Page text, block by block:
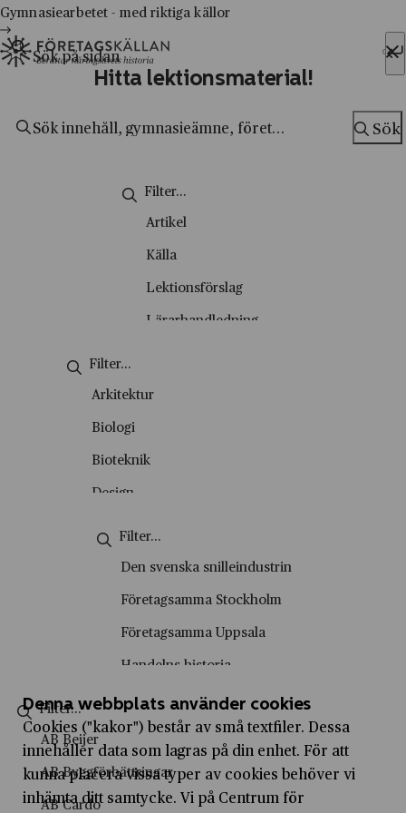
Hoppa till innehåll
Till innehåll
Gymnasiearbetet - med riktiga källor
Sök efter:
Hitta lektionsmaterial!
Sök
Sök
Artikel
Källa
Lektionsförslag
Lärarhandledning
Arkitektur
Biologi
Bioteknik
Design
Engelska
Entreprenörskap
Entreprenörskap och företagande
Film- och tv-produktion
Företagsekonomi
Försäljning och kundservice
Den svenska snilleindustrin
Företagsamma Stockholm
Företagsamma Uppsala
Handelns historia
Handelshistoriska vandringar
Historiesyner
History marketing
IVA Entreprenörskapsakademi
AB Beijer
AB Byggförbättringar
AB Cardo
Denna webbplats använder cookies
Cookies ("kakor") består av små textfiler. Dessa
innehåller data som lagras på din enhet. För att
kunna placera vissa typer av cookies behöver vi
inhämta ditt samtycke. Vi på Centrum för